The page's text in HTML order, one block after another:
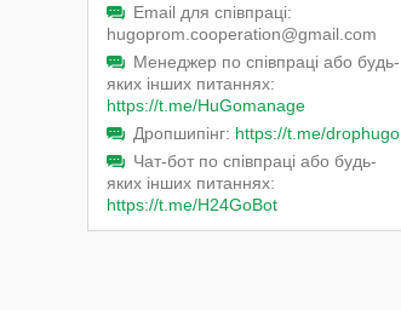
Email для співпраці
hugoprom.cooperation@gmail.com
Менеджер по співпраці або будь-
яких інших питаннях
https://t.me/HuGomanage
Дропшипінг https://t.me/drophugo
Чат-бот по співпраці або будь-
яких інших питаннях
https://t.me/H24GoBot